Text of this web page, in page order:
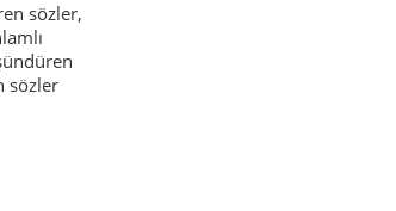
sözler,
sözler